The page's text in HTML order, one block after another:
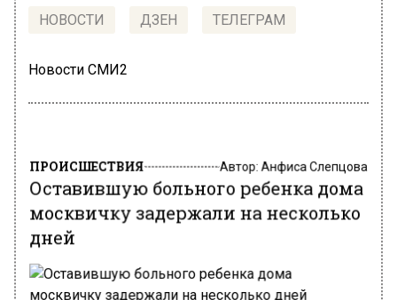
НОВОСТИ ДЗЕН ТЕЛЕГРАМ
Новости СМИ2
ПРОИСШЕСТВИЯ Автор: Анфиса Слепцова
Оставившую больного ребенка дома
москвичку задержали на несколько
дней